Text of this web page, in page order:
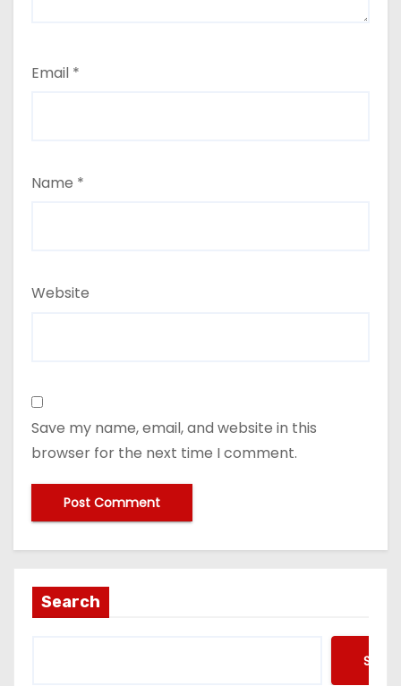
Email *
Name *
Website
Save my name, email, and website in this
browser for the next time I comment.
Search